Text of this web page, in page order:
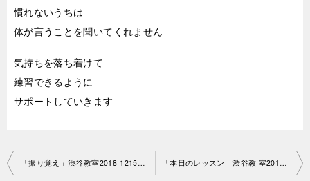
慣れないうちは
体が言うことを聞いてくれません
気持ちを落ち着けて
練習できるように
サポートしていきます
投